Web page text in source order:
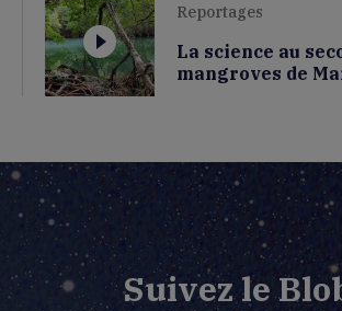
Reportages
La science au
mangroves de
Suivez le